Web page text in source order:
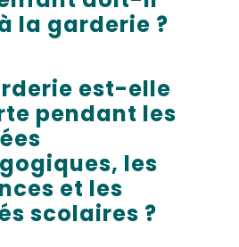
la garderie ?
est-elle
pendant les
les
et les
scolaires ?